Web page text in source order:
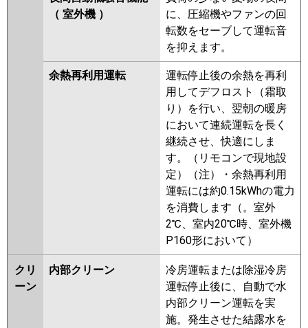
（ 室外機 ）
に、圧縮機やファンの回
転数をセーブして運転音
を抑えます。
余熱再利用運転
運転停止後の余熱を再利
用してデフロスト（霜取
り）を行い、翌朝の暖房
において連続運転を長く
継続させ、快適にしま
す。（リモコンで現地設
定）（注）・余熱再利用
運転には約0.15kWhの電力
を消費します（。室外
2℃、室内20℃時、室外機
P160形において）
クリ
ーン
内部クリーン
冷房運転または除湿冷房
運転停止後に、自動で水
内部クリーン運転を実
施。発生させた結露水を